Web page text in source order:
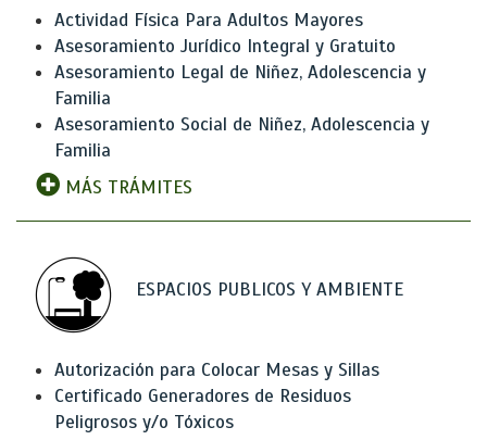
Actividad Física Para Adultos Mayores
Asesoramiento Jurídico Integral y Gratuito
Asesoramiento Legal de Niñez, Adolescencia y
Familia
Asesoramiento Social de Niñez, Adolescencia y
Familia
MÁS TRÁMITES
ESPACIOS PUBLICOS Y AMBIENTE
Autorización para Colocar Mesas y Sillas
Certificado Generadores de Residuos
Peligrosos y/o Tóxicos